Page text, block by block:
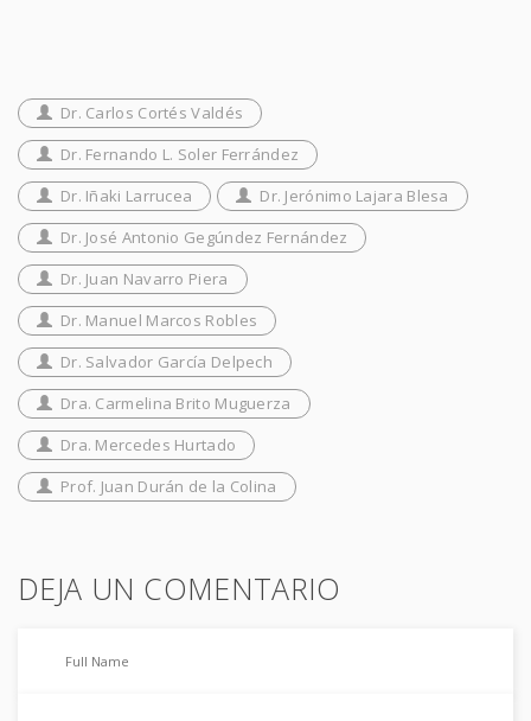
Dr. Carlos Cortés Valdés
Dr. Fernando L. Soler Ferrández
Dr. Iñaki Larrucea
Dr. Jerónimo Lajara Blesa
Dr. José Antonio Gegúndez Fernández
Dr. Juan Navarro Piera
Dr. Manuel Marcos Robles
Dr. Salvador García Delpech
Dra. Carmelina Brito Muguerza
Dra. Mercedes Hurtado
Prof. Juan Durán de la Colina
DEJA UN COMENTARIO